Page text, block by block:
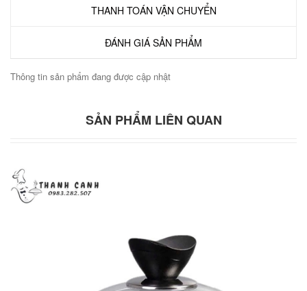
THANH TOÁN VẬN CHUYỂN
ĐÁNH GIÁ SẢN PHẨM
Thông tin sản phẩm đang được cập nhật
SẢN PHẨM LIÊN QUAN